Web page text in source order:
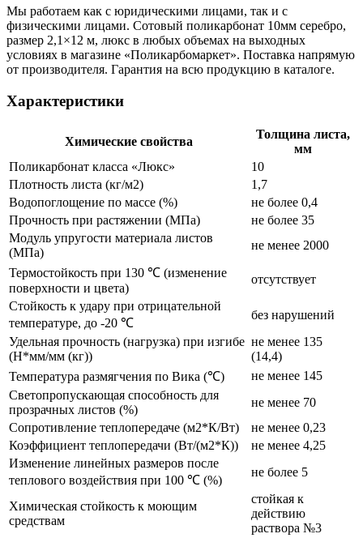
Мы работаем как с юридическими лицами, так и с
физическими лицами. Сотовый поликарбонат 10мм серебро,
размер 2,1×12 м, люкс в любых объемах на выходных
условиях в магазине «Поликарбомаркет». Поставка напрямую
от производителя. Гарантия на всю продукцию в каталоге.
Характеристики
Химические свойства
Толщина листа,
мм
Поликарбонат класса «Люкс»
10
Плотность листа (кг/м2)
1,7
Водопоглощение по массе (%)
не более 0,4
Прочность при растяжении (МПа)
не более 35
Модуль упругости материала листов
(МПа)
не менее 2000
Термостойкость при 130 ℃ (изменение
поверхности и цвета)
отсутствует
Стойкость к удару при отрицательной
температуре, до -20 ℃
без нарушений
Удельная прочность (нагрузка) при изгибе
(Н*мм/мм (кг))
не менее 135
(14,4)
Температура размягчения по Вика (℃)
не менее 145
Светопропускающая способность для
прозрачных листов (%)
не менее 70
Сопротивление теплопередаче (м2*К/Вт)
не менее 0,23
Коэффициент теплопередачи (Вт/(м2*К))
не менее 4,25
Изменение линейных размеров после
теплового воздействия при 100 ℃ (%)
не более 5
Химическая стойкость к моющим
средствам
стойкая к
действию
раствора №3